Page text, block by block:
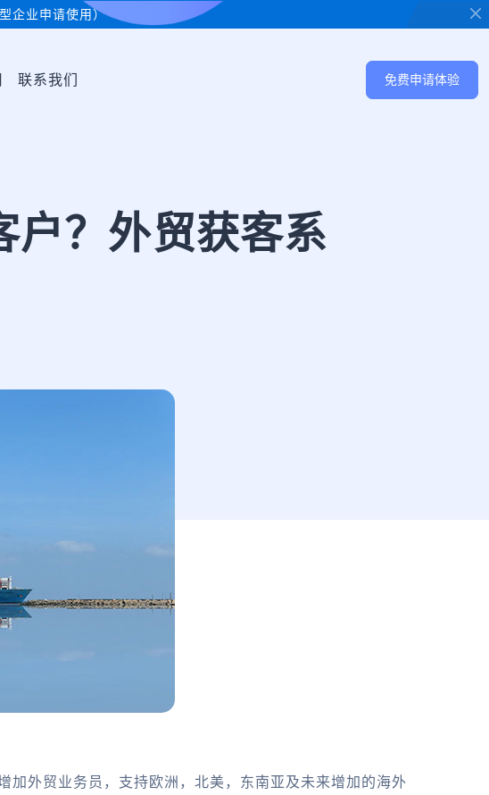
企业申请使用）
联系我们 免费申请体验
户？外贸获客系
外贸业务员，支持欧洲，北美，东南亚及未来增加的海外